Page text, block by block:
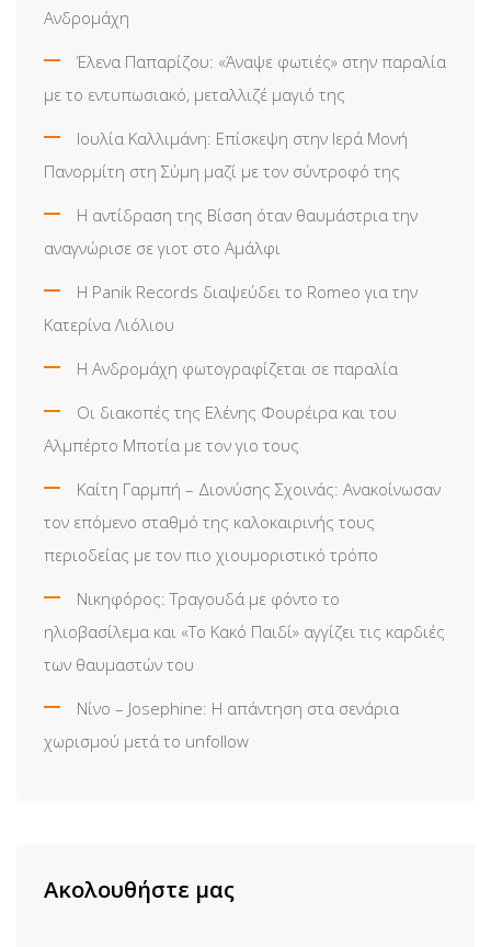
Ανδρομάχη
Έλενα Παπαρίζου: «Άναψε φωτιές» στην παραλία
με το εντυπωσιακό, μεταλλιζέ μαγιό της
Ιουλία Καλλιμάνη: Επίσκεψη στην Ιερά Μονή
Πανορμίτη στη Σύμη μαζί με τον σύντροφό της
Η αντίδραση της Βίσση όταν θαυμάστρια την
αναγνώρισε σε γιοτ στο Αμάλφι
Η Panik Records διαψεύδει το Romeo για την
Κατερίνα Λιόλιου
Η Ανδρομάχη φωτογραφίζεται σε παραλία
Οι διακοπές της Ελένης Φουρέιρα και του
Αλμπέρτο Μποτία με τον γιο τους
Καίτη Γαρμπή – Διονύσης Σχοινάς: Ανακοίνωσαν
τον επόμενο σταθμό της καλοκαιρινής τους
περιοδείας με τον πιο χιουμοριστικό τρόπο
Νικηφόρος: Τραγουδά με φόντο το
ηλιοβασίλεμα και «Το Κακό Παιδί» αγγίζει τις καρδιές
των θαυμαστών του
Νίνο – Josephine: Η απάντηση στα σενάρια
χωρισμού μετά το unfollow
Ακολουθήστε μας